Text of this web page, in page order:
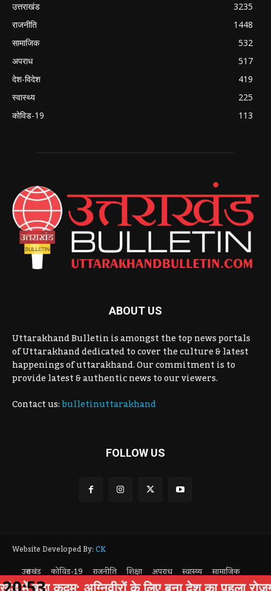
उत्तराखंड
3235
राजनीति
1448
सामाजिक
532
अपराध
517
देश-विदेश
419
स्वास्थ्य
225
कोविड-19
113
ABOUT US
Uttarakhand Bulletin is amongst the top news portals
of Uttarakhand dedicated to cover the culture & latest
happenings of uttarakhand. Our commitment is to
provide latest & authentic news to our viewers.
Contact us:bulletinuttarakhand
FOLLOW US
Website Developed By:CK
उत्तराखंड
कोविड-19 राजनीति शिक्षा अपराध स्वास्थ्य
सामाजिक
पर्यटन
Privacy Policy
बड़ा कदम: अग्निवीरों के लिए बना देश का पहला रोजगार